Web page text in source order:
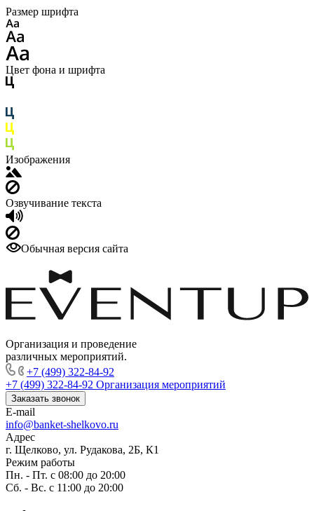
Размер шрифта
Цвет фона и шрифта
Изображения
Озвучивание текста
Обычная версия сайта
Организация и проведение
различных мероприятий.
+7 (499) 322-84-92
+7 (499) 322-84-92 Организация мероприятий
Заказать звонок
E-mail
info@banket-shelkovo.ru
Адрес
г. Щелково, ул. Рудакова, 2Б, К1
Режим работы
Пн. - Пт. с 08:00 до 20:00
Сб. - Вс. с 11:00 до 20:00